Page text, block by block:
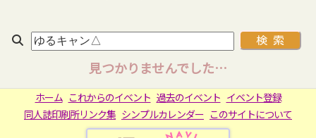
見つかりませんでした…
ホーム これからのイベント 過去のイベント イベント登録
同人誌印刷所リンク集 シンプルカレンダー このサイトについて